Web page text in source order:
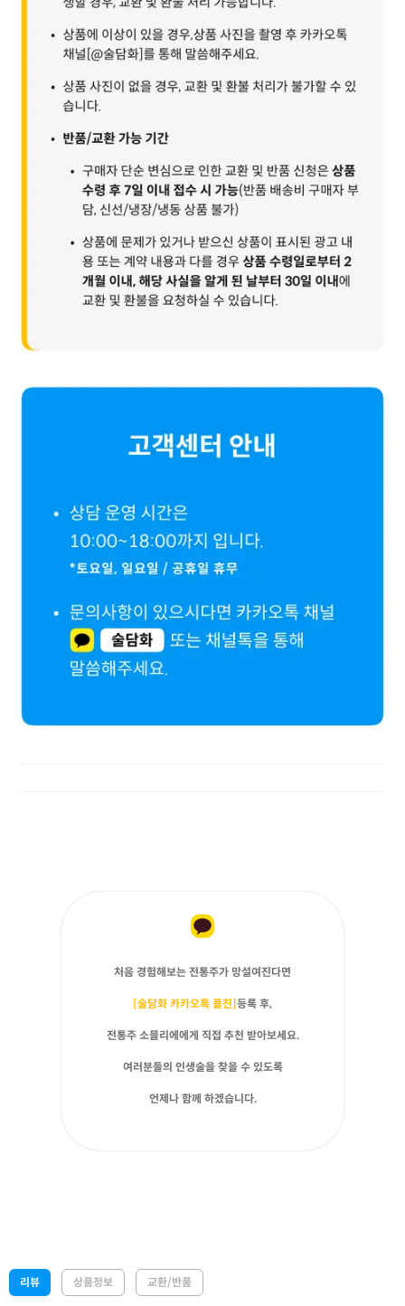
처음 경험해보는 전통주가 망설여진다면
[술담화 카카오톡 플친] 등록 후,
전통주 소믈리에에게 직접 추천 받아보세요.
여러분들의 인생술을 찾을 수 있도록
언제나 함께 하겠습니다.
리뷰 상품정보 교환/반품